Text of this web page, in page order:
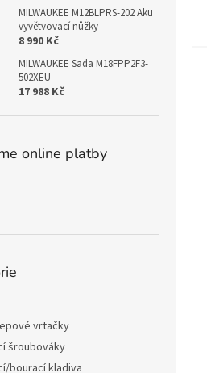
MILWAUKEE M12BLPRS-202 Aku
vyvětvovací nůžky
8 990 Kč
MILWAUKEE Sada M18FPP2F3-
502XEU
17 988 Kč
online platby
vrtačky
šroubováky
bourací kladiva